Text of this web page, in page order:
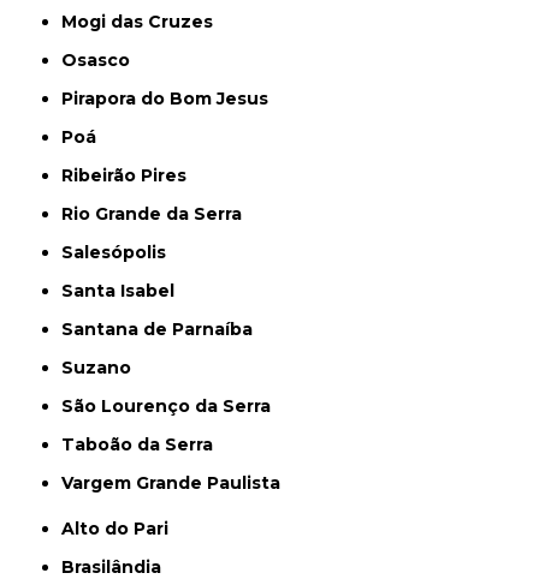
Mogi das Cruzes
Osasco
Pirapora do Bom Jesus
Poá
Ribeirão Pires
Rio Grande da Serra
Salesópolis
Santa Isabel
Santana de Parnaíba
Suzano
São Lourenço da Serra
Taboão da Serra
Vargem Grande Paulista
Alto do Pari
Brasilândia